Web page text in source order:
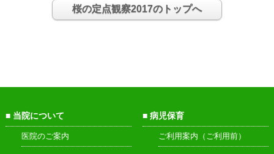
桜の定点観察2017のトップへ
当院について
医院のご案内
病児保育
ご利用案内（ご利用前）